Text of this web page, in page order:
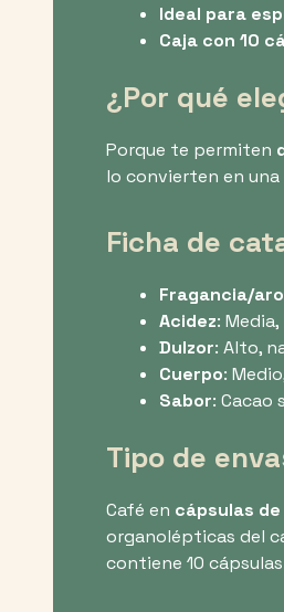
Ideal para
Caja con 10
¿Por qué
Porque te permiten
lo convierten en
Ficha de
Fragancia/
Acidez:
Dulzor: Alto,
Cuerpo:
Sabor: Cacao
Tipo de
Café en cápsulas
organolépticas del
contiene 10